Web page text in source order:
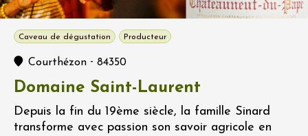
Caveau de dégustation Producteur
Courthézon - 84350
Domaine Saint-Laurent
Depuis la fin du 19ème siècle, la famille Sinard
transforme avec passion son savoir agricole en